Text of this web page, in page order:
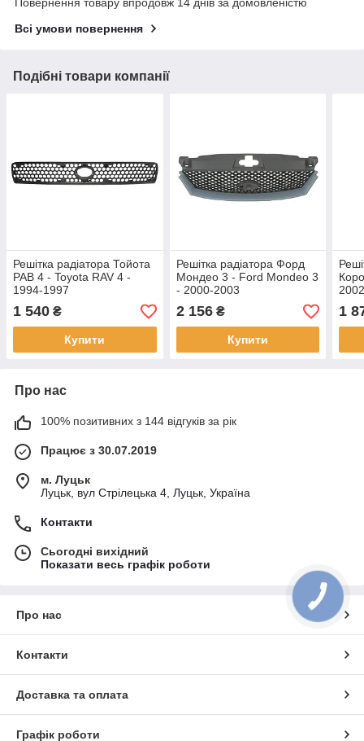
Всі умови повернення
Подібні товари компанії
Решітка радіатора Тойота
РАВ 4 - Toyota RAV 4 -
1994-1997
1 540 ₴
Купити
Решітка радіатора Форд
Мондео 3 - Ford Mondeo 3
- 2000-2003
2 156₴
Купити
1
Про нас
100% позитивних з 144 відгуків за рік
Працює з 30.07.2019
м. Луцьк
Луцьк, вул Стрілецька 4, Луцьк, Україна
Контакти
Сьогодні вихідний
Показати весь графік роботи
Про нас
Контакти
Доставка та оплата
Графік роботи